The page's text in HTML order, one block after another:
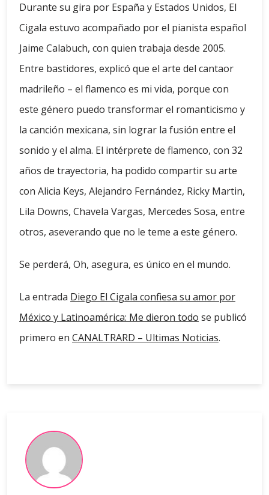
Durante su gira por España y Estados Unidos, El
Cigala estuvo acompañado por el pianista español
Jaime Calabuch, con quien trabaja desde 2005.
Entre bastidores, explicó que el arte del cantaor
madrileño – el flamenco es mi vida, porque con
este género puedo transformar el romanticismo y
la canción mexicana, sin lograr la fusión entre el
sonido y el alma. El intérprete de flamenco, con 32
años de trayectoria, ha podido compartir su arte
con Alicia Keys, Alejandro Fernández, Ricky Martin,
Lila Downs, Chavela Vargas, Mercedes Sosa, entre
otros, aseverando que no le teme a este género.
Se perderá, Oh, asegura, es único en el mundo.
La entrada Diego El Cigala confiesa su amor por
México y Latinoamérica: Me dieron todo se publicó
primero en CANALTRARD – Ultimas Noticias.